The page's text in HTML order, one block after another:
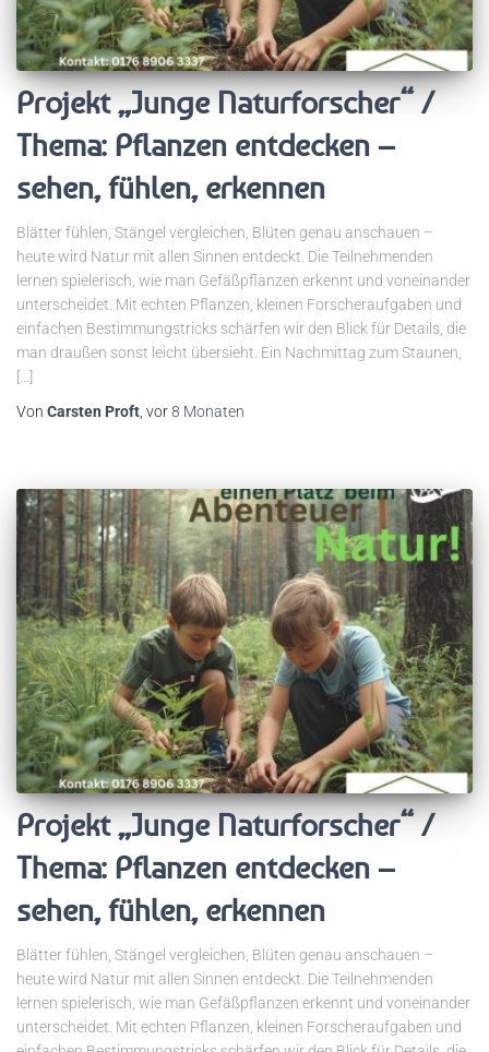
Projekt „Junge Naturforscher“ /
Thema: Pflanzen entdecken –
sehen, fühlen, erkennen
Blätter fühlen, Stängel vergleichen, Blüten genau anschauen –
heute wird Natur mit allen Sinnen entdeckt. Die Teilnehmenden
lernen spielerisch, wie man Gefäßpflanzen erkennt und voneinander
unterscheidet. Mit echten Pflanzen, kleinen Forscheraufgaben und
einfachen Bestimmungstricks schärfen wir den Blick für Details, die
man draußen sonst leicht übersieht. Ein Nachmittag zum Staunen,
[…]
Von Carsten Proft, vor8 Monaten
Projekt „Junge Naturforscher“ /
Thema: Pflanzen entdecken –
sehen, fühlen, erkennen
Blätter fühlen, Stängel vergleichen, Blüten genau anschauen –
heute wird Natur mit allen Sinnen entdeckt. Die Teilnehmenden
lernen spielerisch, wie man Gefäßpflanzen erkennt und voneinander
unterscheidet. Mit echten Pflanzen, kleinen Forscheraufgaben und